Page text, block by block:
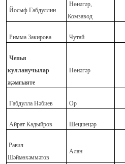
Йосыф Габдуллин
Нөнәгәр,
Комзавод
Римма Закирова Чутай
Чепья
кулланучылар
җәмгыяте
Нөнәгәр
Габдулла Нәбиев Ор
Айрат Кадыйров Шеңшеңәр
Равил
Шәймөхәммәтов
Алан